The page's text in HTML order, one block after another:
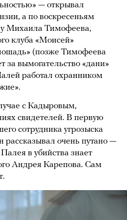
— открывал
а по воскресеньям
Михаила Тимофеева,
клуба «Моисей»
(позже Тимофеева
за вымогательство «дани»
работал охранником
с Кадыровым,
свидетелей. В первую
сотрудника угрозыска
очень путано —
в убийства знает
Андрея Карепова. Сам